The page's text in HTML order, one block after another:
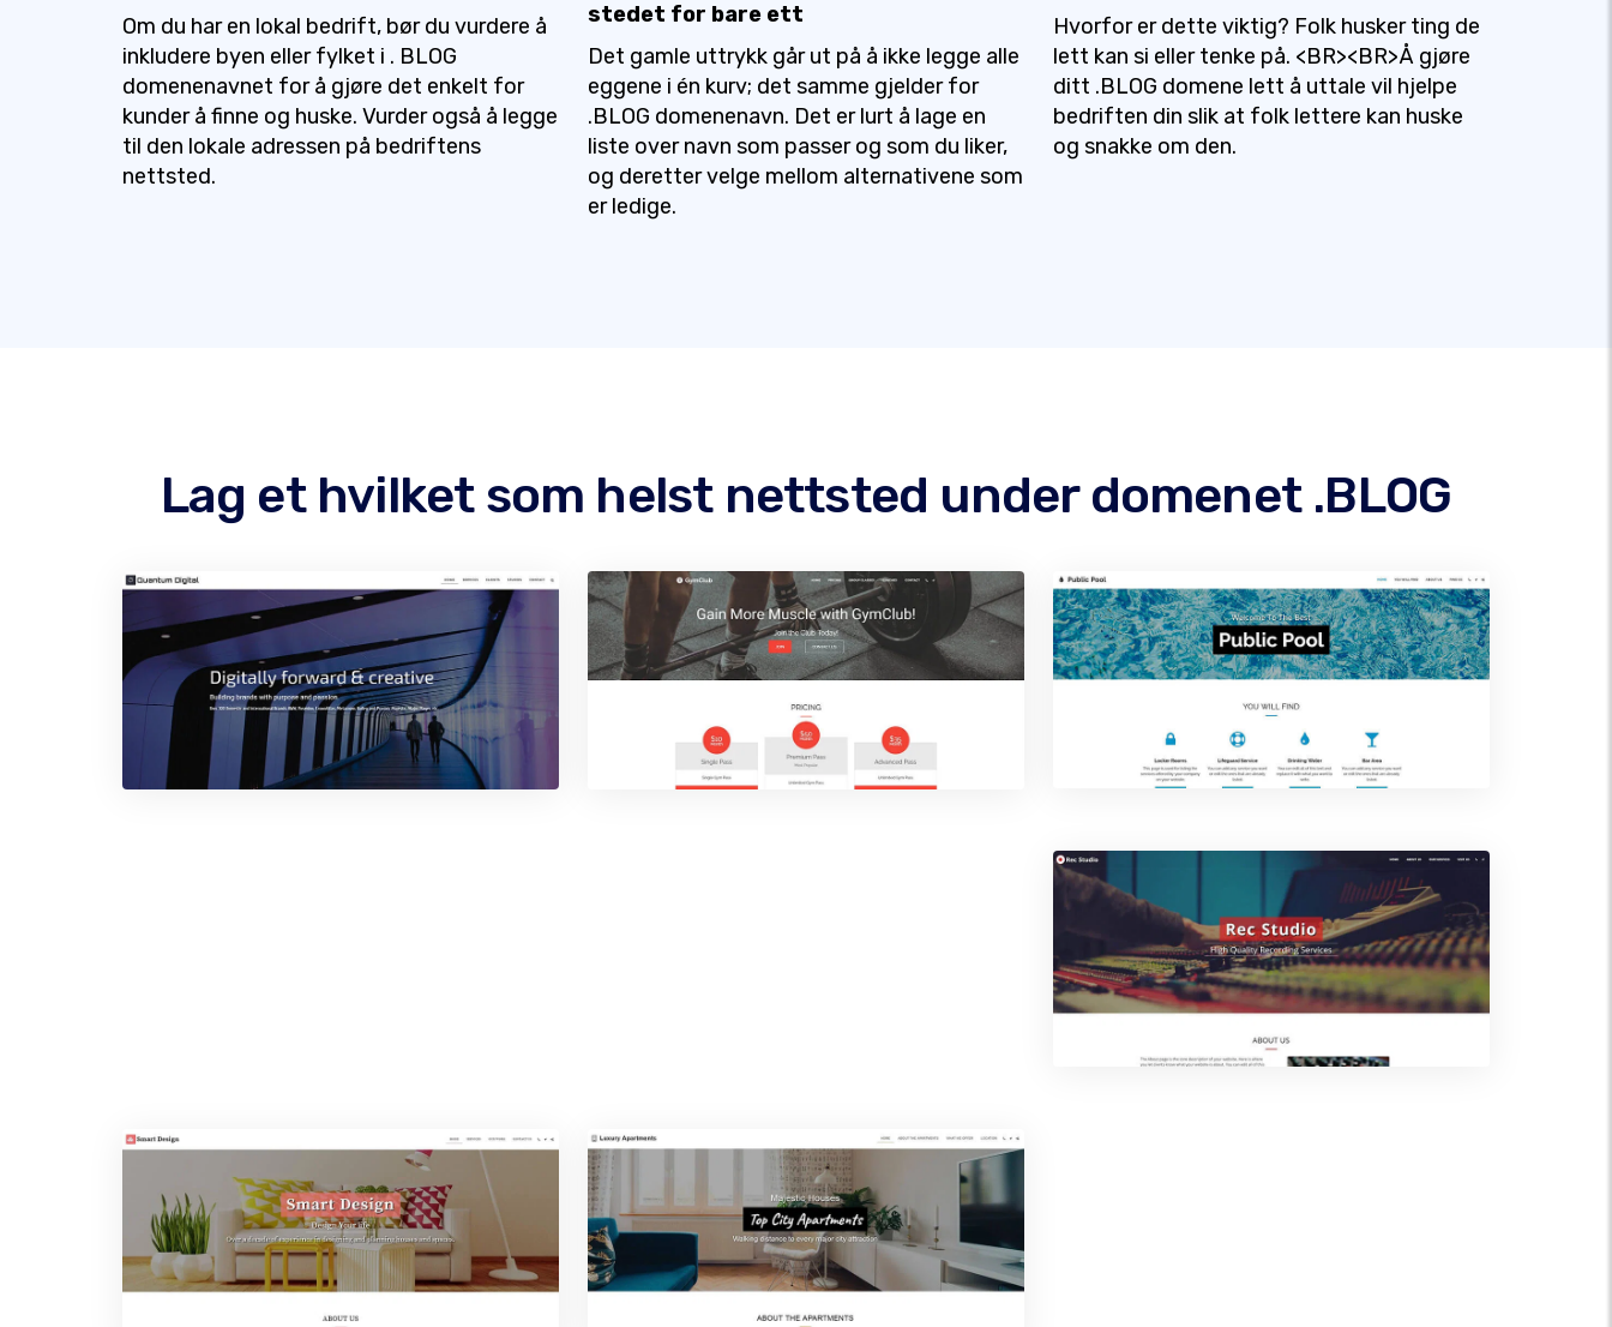
Om du har en lokal bedrift, bør du vurdere å
inkludere byen eller fylket i . BLOG
domenenavnet for å gjøre det enkelt for
kunder å finne og huske. Vurder også å legge
til den lokale adressen på bedriftens
nettsted.
stedet for bare ett
Det gamle uttrykk går ut på å ikke legge alle
eggene i én kurv; det samme gjelder for
.BLOG domenenavn. Det er lurt å lage en
liste over navn som passer og som du liker,
og deretter velge mellom alternativene som
er ledige.
Hvorfor er dette viktig? Folk husker ting de
lett kan si eller tenke på. <BR><BR>Å gjøre
ditt .BLOG domene lett å uttale vil hjelpe
bedriften din slik at folk lettere kan huske
og snakke om den.
Lag et hvilket som helst nettsted under domenet .BLOG